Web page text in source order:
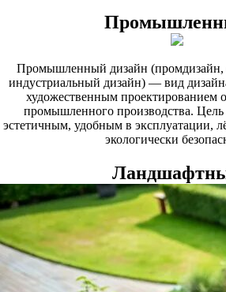
Промышленный дизайн (промдизайн,
индустриальный дизайн) — вид
художественным проектированием
промышленного производства.
эстетичным, удобным в эксплуатации,
экологически